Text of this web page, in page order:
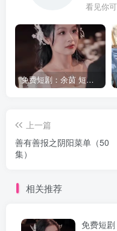
看见你
免费短剧：余茵 短剧 16部合集
上一篇
善有善报之阴阳菜单（50
集）
相关推荐
免费短